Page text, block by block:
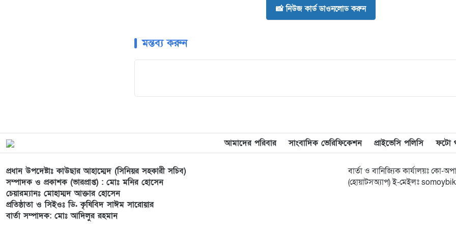
📸 নিউজ কার্ড ডাওনলোড করুন
মন্তব্য করুন
আমাদের পরিবার সাংবাদিক ভেরিফিকেশন প্রাইভেসি পলিসি ফটো
প্রধান উপদেষ্টাঃ কাউছার আহাম্মেদ (সিনিয়র সহকারী সচিব)
সম্পাদক ও প্রকাশক (ভারপ্রাপ্ত) : মোঃ মনির হোসেন
চেয়ারম্যানঃ মোহাম্মদ আক্তার হোসেন
প্রতিষ্ঠাতা ও সিইওঃ ডি. কৃষিবিদ সাঈম সারোয়ার
বার্তা সম্পাদক: মোঃ আদিলুর রহমান
বার্তা ও বানিজ্যিক কার্যালয়ঃ কো-
(হোয়াটসঅ্যাপ) ই-মেইলঃ